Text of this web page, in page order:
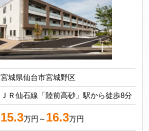
宮城県仙台市宮城野区
ＪＲ仙石線「陸前高砂」駅から徒歩8分
15.3万円～ 16.3万円